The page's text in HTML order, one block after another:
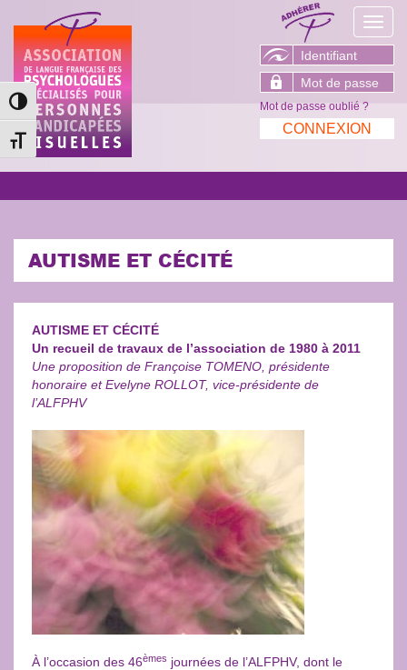
Passer en contraste élevé
Changer la taille de la police
Mot de passe oublié ?
AUTISME ET CÉCITÉ
AUTISME ET CÉCITÉ
Un recueil de travaux de l’association de 1980 à 2011
Une proposition de Françoise TOMENO, présidente
honoraire et Evelyne ROLLOT, vice-présidente de
l’ALFPHV
À l’occasion des 46èmes journées de l’ALFPHV, dont le